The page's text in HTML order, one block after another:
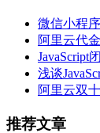
微信小程
阿里云代
JavaScript
浅谈
阿里云双
推荐文章